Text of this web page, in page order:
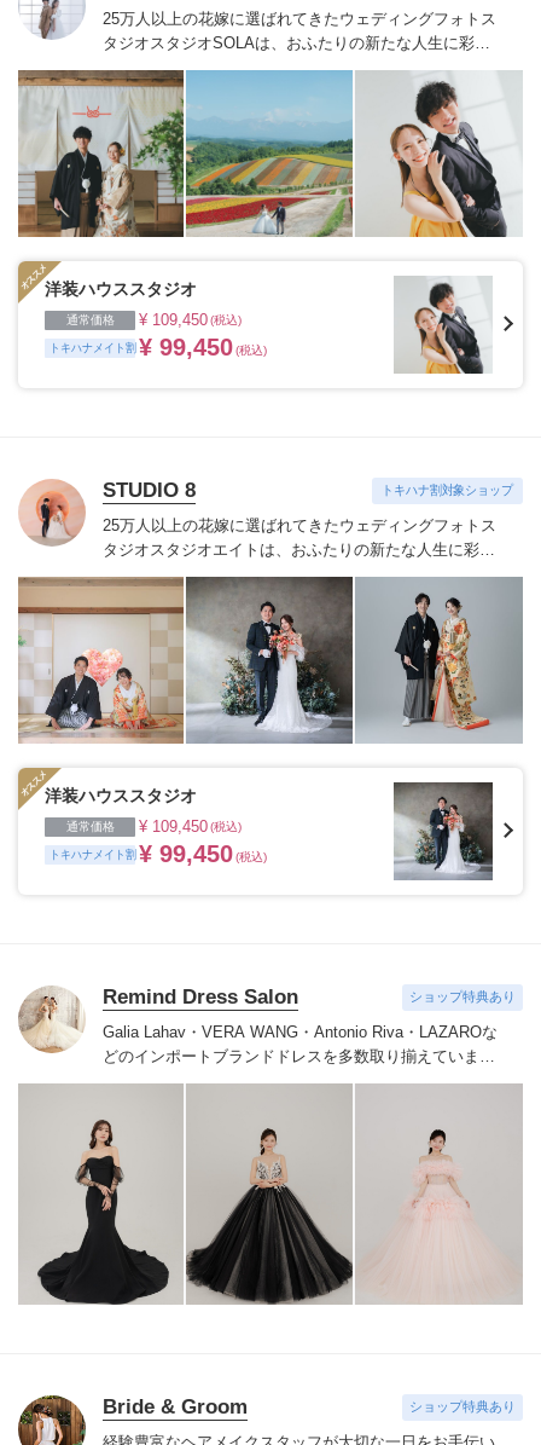
25万人以上の花嫁に選ばれてきたウェディングフォトス
タジオスタジオSOLAは、おふたりの新たな人生に彩り
を添える“最高のウェディングフォト”のお手伝いをさせ
ていただきます。
1枚の写真のチカラを信じて
洋装ハウススタジオ
通常価格 ¥ 109,450(税込)
トキハナメイト割 ¥ 99,450(税込)
STUDIO 8 トキハナ割対象ショップ
25万人以上の花嫁に選ばれてきたウェディングフォトス
タジオスタジオエイトは、おふたりの新たな人生に彩り
を添える“最高のウェディングフォト”のお手伝いをさせ
ていただきます。
1枚の写真のチカラを信じて
洋装ハウススタジオ
通常価格 ¥ 109,450(税込)
トキハナメイト割 ¥ 99,450(税込)
Remind Dress Salon ショップ特典あり
Galia Lahav・VERA WANG・Antonio Riva・LAZAROな
どのインポートブランドドレスを多数取り揃えていま
す。挙式・披露宴・前撮り・二次会などのお貸出しも可
レスをレンタルしていただいたお客様にはヘッドアクセ
サリー・イヤリング・ピアス・シューズ・ベールが無料
で付きます。
Bride & Groom ショップ特典あり